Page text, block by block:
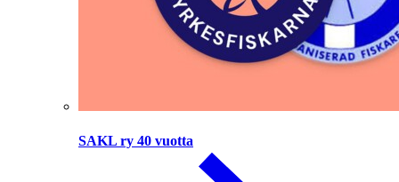
SAKL ry 40 vuotta